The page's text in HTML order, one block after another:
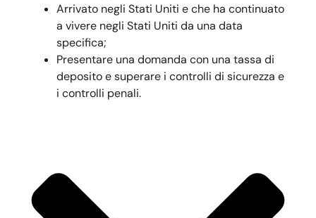
Arrivato negli Stati Uniti e che ha continuato
a vivere negli Stati Uniti da una data
specifica;
Presentare una domanda con una tassa di
deposito e superare i controlli di sicurezza e
i controlli penali.